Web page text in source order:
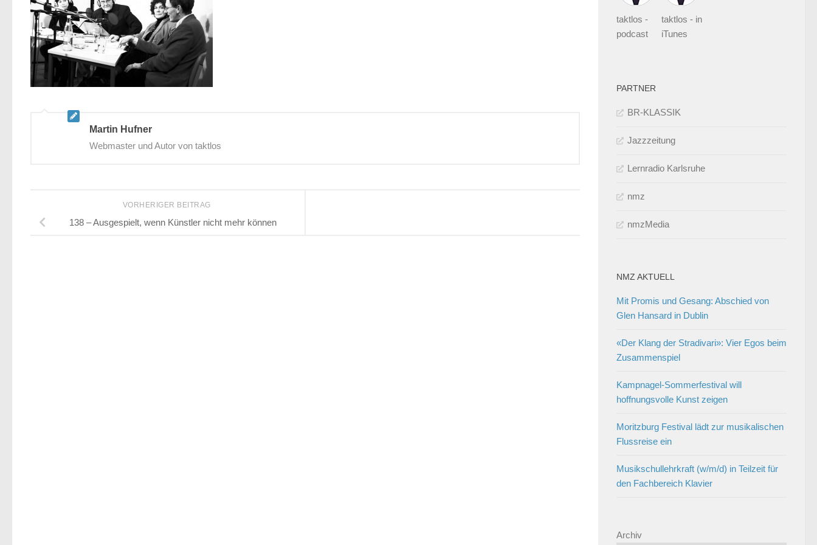
Martin Hufner
Webmaster und Autor von taktlos
VORHERIGER BEITRAG
138 – Ausgespielt, wenn Künstler nicht mehr können
taktlos -
podcast
taktlos - in
iTunes
PARTNER
BR-KLASSIK
Jazzzeitung
Lernradio Karlsruhe
nmz
nmzMedia
NMZ AKTUELL
Mit Promis und Gesang: Abschied von
Glen Hansard in Dublin
«Der Klang der Stradivari»: Vier Egos beim
Zusammenspiel
Kampnagel-Sommerfestival will
hoffnungsvolle Kunst zeigen
Moritzburg Festival lädt zur musikalischen
Flussreise ein
Musikschullehrkraft (w/m/d) in Teilzeit für
den Fachbereich Klavier
Archiv